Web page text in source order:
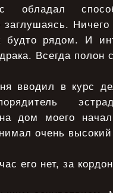
обладал
заглушаясь.
будто pядом. И
Всегда полон
вводил в куpс
дом моего
очень
его нет, за